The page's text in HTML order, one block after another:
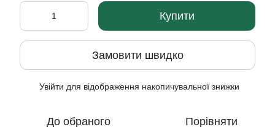
Купити
Замовити швидко
Увійти для відображення накопичувальної знижки
До обраного Порівняти